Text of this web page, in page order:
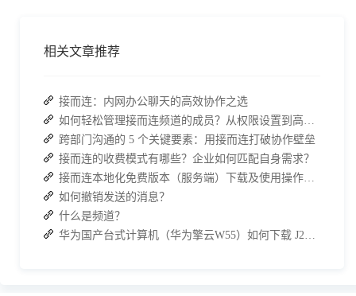
相关文章推荐
接而连：内网办公聊天的高效协作之选
如何轻松管理接而连频道的成员？从权限设置到高效协作全指南
跨部门沟通的 5 个关键要素：用接而连打破协作壁垒
接而连的收费模式有哪些？企业如何匹配自身需求？
接而连本地化免费版本（服务端）下载及使用操作手册
如何撤销发送的消息？
什么是频道？
华为国产台式计算机（华为擎云W55）如何下载 J2L3x 客户端